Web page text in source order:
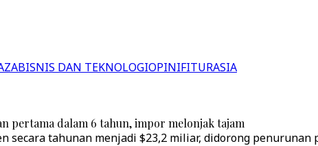
BISNIS DAN TEKNOLOGIOPINIFITURASIA
pertama dalam 6 tahun, impor melonjak tajam
secara tahunan menjadi $23,2 miliar, didorong